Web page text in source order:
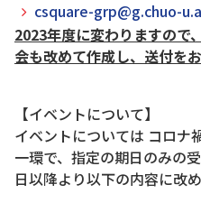
csquare-grp@g.chuo-
2023年度に変わりますので
会も改めて作成し、送付をお
【イベントについて】
イベントについては コロナ
一環で、指定の期日のみの
日以降より以下の内容に改め